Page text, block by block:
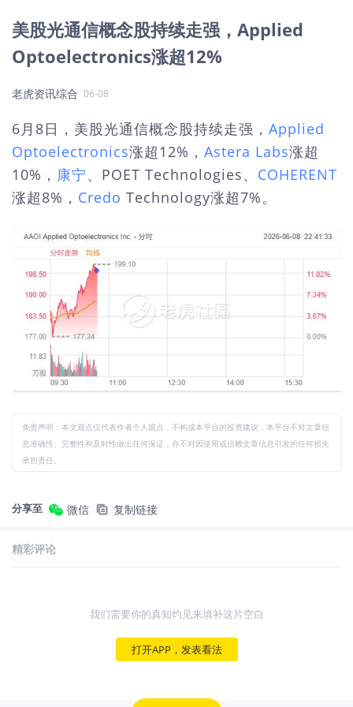
美股光通信概念股持续走强，Applied
Optoelectronics涨超12%
老虎资讯综合 06-08
6月8日，美股光通信概念股持续走强， Applied
Optoelectronics涨超12%， Astera Labs涨超
10%， 康宁、POET Technologies、 COHERENT
涨超8%， Credo Technology涨超7%。
免责声明：本文观点仅代表作者个人观点，不构成本平台的投资建议，本平台不对文章信
息准确性、完整性和及时性做出任何保证，亦不对因使用或信赖文章信息引发的任何损失
承担责任。
分享至 微信 复制链接
精彩评论
我们需要你的真知灼见来填补这片空白
打开APP，发表看法